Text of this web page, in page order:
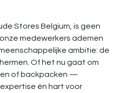
Stores Belgium, is geen
medewerkers ademen
ambitie: de
Of het nu gaat om
of backpacken —
én hart voor